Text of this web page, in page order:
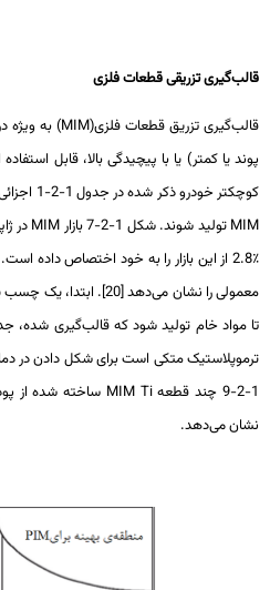
تزریقی قطعات فلزی
تزریق قطعات فلزی(MIM
خودرو ذکر شده در جدول 1-2-1 اجزائی هستند که به طور بالقوه می توانند با تکنیک
تولید شوند. شکل 1-2-7 بازار MIMدر ژاپن را برای
معمولی را نشان می‌دهد [20].
مواد خام تولید شود که قالب‌گیری شده، جدا
MIM Tiساخته شده از پودر
می‌دهد.